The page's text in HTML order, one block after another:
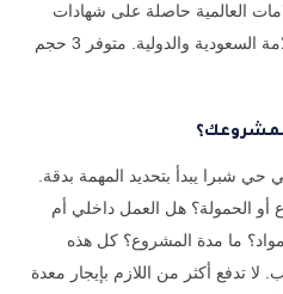
العالمية حاصلة على شهادات
فحص TUV ومطابقة لمعايير السلامة السعودية والدولية. متوفر 3 حجم
شبرا يبدأ بتحديد المهمة بدقة.
أو الحمولة؟ هل العمل داخلي أم
ما مدة المشروع؟ كل هذه
لا تدفع أكثر من اللازم بإيجار معدة